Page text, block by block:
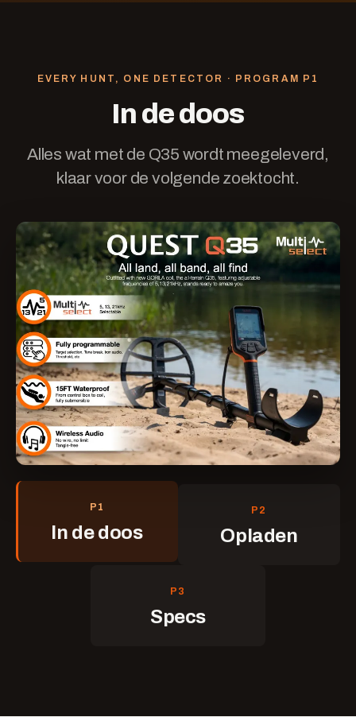
EVERY HUNT, ONE DETECTOR · PROGRAM P1
In de doos
Alles wat met de Q35 wordt meegeleverd,
klaar voor de volgende zoektocht.
P1
In de doos
P2
Opladen
P3
Specs